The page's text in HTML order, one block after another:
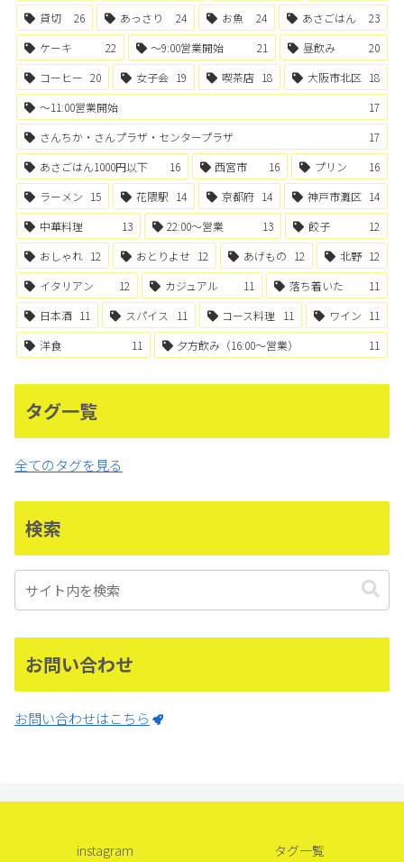
貸切
26 あっさり 24 お魚 24 あさごはん
23
ケーキ
22 〜9:00営業開始 21 昼飲み
20
コーヒー 20 女子会 19 喫茶店 18 大阪市北区 18
〜11:00営業開始
17
さんちか・さんプラザ・センタープラザ
17
あさごはん1000円以下
16 西宮市 16 プリン
16
ラーメン 15 花隈駅 14 京都府 14 神戸市灘区 14
中華料理
13 22:00〜営業 13 餃子
12
おしゃれ 12 おとりよせ 12 あげもの 12 北野 12
イタリアン
12 カジュアル 11 落ち着いた
11
日本酒 11 スパイス 11 コース料理 11 ワイン 11
洋食
11 夕方飲み（16:00〜営業） 11
タグ一覧
全てのタグを見る
検索
お問い合わせ
お問い合わせはこちら
instagram タグ一覧